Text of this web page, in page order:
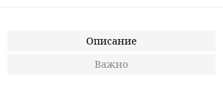
Описание
Важно